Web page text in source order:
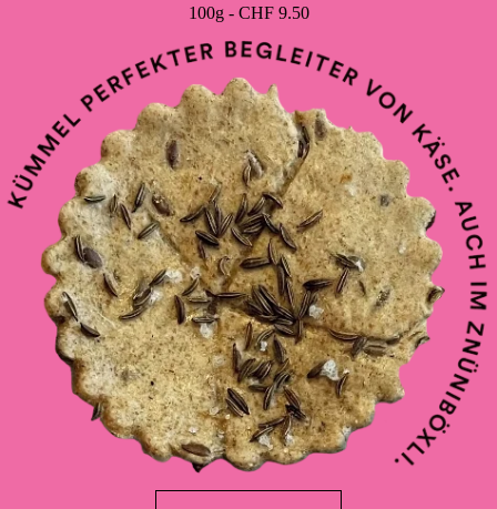
Grundpreis
100g - CHF 9.50